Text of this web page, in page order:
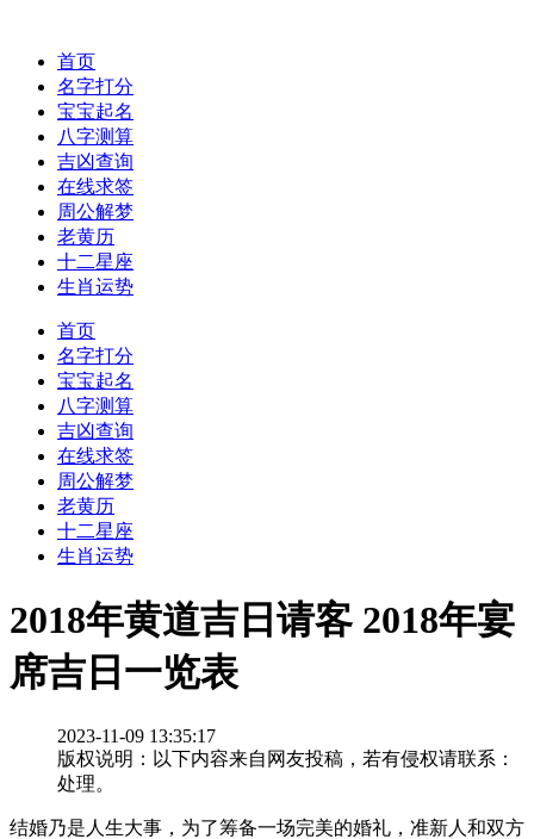
首页
名字打分
宝宝起名
八字测算
吉凶查询
在线求签
周公解梦
老黄历
十二星座
生肖运势
首页
名字打分
宝宝起名
八字测算
吉凶查询
在线求签
周公解梦
老黄历
十二星座
生肖运势
2018年黄道吉日请客 2018年宴
席吉日一览表
2023-11-09 13:35:17
版权说明：以下内容来自网友投稿，若有侵权请联系：
处理。
结婚乃是人生大事，为了筹备一场完美的婚礼，准新人和双方